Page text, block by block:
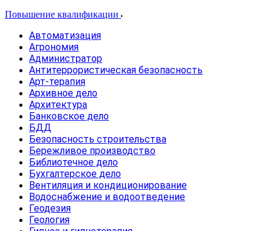
Повышение квалификации
Автоматизация
Агрономия
Администратор
Антитеррористическая безопасность
Арт-терапия
Архивное дело
Архитектура
Банковское дело
БДД
Безопасность строительства
Бережливое производство
Библиотечное дело
Бухгалтерское дело
Вентиляция и кондиционирование
Водоснабжение и водоотведение
Геодезия
Геология